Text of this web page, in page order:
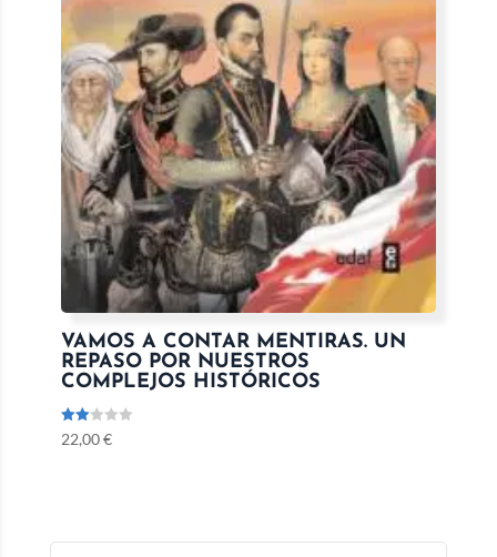
VAMOS A CONTAR MENTIRAS. UN
REPASO POR NUESTROS
COMPLEJOS HISTÓRICOS
Valo
rado
22,00€